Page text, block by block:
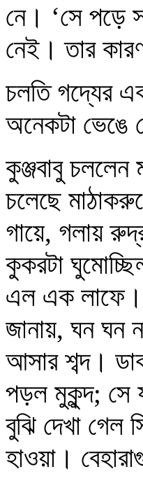
নে। ‘সে পড়ে
নেই। তার
চলতি গদ্যের
অনেকটা ভেঙে
কুঞ্জবাবু চললেন
চলেছে
গায়ে, গলায়
কুকরটা
এল এক লাফে।
জানায়, ঘন ঘন
আসার শব্দ।
পড়ল মুকুন্দ; সে
বুঝি দেখা গেল
হাওয়া।